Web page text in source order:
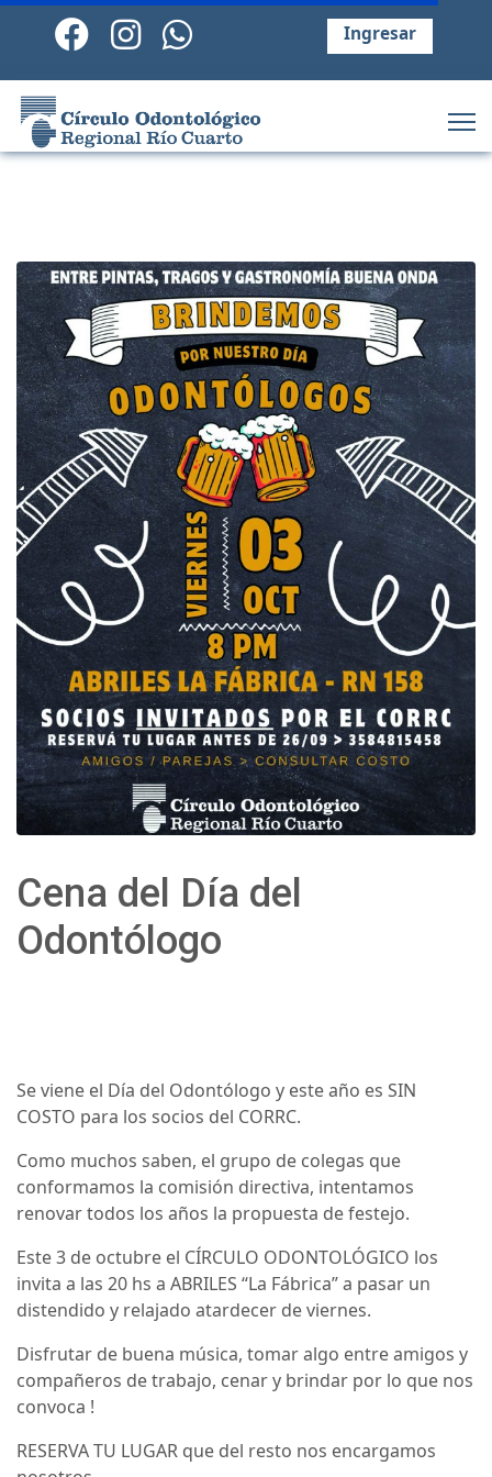
Ingresar
Cena del Día del
Odontólogo
Se viene el Día del Odontólogo y este año es SIN
COSTO para los socios del CORRC.
Como muchos saben, el grupo de colegas que
conformamos la comisión directiva, intentamos
renovar todos los años la propuesta de festejo.
Este 3 de octubre el CÍRCULO ODONTOLÓGICO los
invita a las 20 hs a ABRILES “La Fábrica” a pasar un
distendido y relajado atardecer de viernes.
Disfrutar de buena música, tomar algo entre amigos y
compañeros de trabajo, cenar y brindar por lo que nos
convoca !
RESERVA TU LUGAR que del resto nos encargamos